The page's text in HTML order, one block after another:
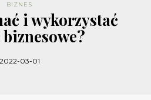
BIZNES
i wykorzystać
biznesowe?
2022-03-01